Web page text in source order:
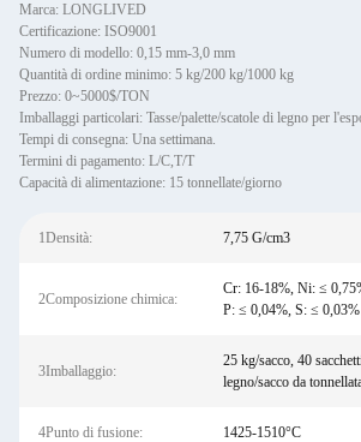
Marca: LONGLIVED
Certificazione: ISO9001
Numero di modello: 0,15 mm-3,0 mm
Quantità di ordine minimo: 5 kg/200 kg/1000 kg
Prezzo: 0~5000$/TON
Imballaggi particolari: Tasse/palette/scatole di legno per
Tempi di consegna: Una settimana.
Termini di pagamento: L/C,T/T
Capacità di alimentazione: 15 tonnellate/giorno
1Densità: 7,75 G/cm3
2Composizione chimica:
Cr: 16-18%, Ni: ≤
P: ≤ 0,04%, S: ≤ 0,03%
3Imballaggio:
25 kg/sacco, 40
legno/sacco da
4Punto di fusione: 1425-1510°C